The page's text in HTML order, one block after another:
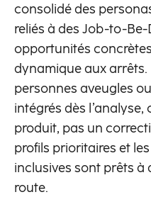
consolidé des
reliés à des Job-to-
opportunités
dynamique aux arrêts.
personnes aveugles
intégrés dès
produit, pas un
profils prioritaires et
inclusives sont prêts à
route.